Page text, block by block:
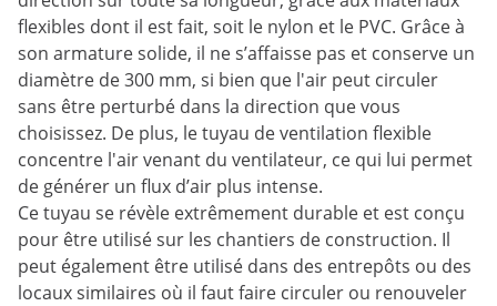
flexibles dont il est fait, soit le nylon et le PVC. Grâce à
son armature solide, il ne s’affaisse pas et conserve un
diamètre de 300 mm, si bien que l'air peut circuler
sans être perturbé dans la direction que vous
choisissez. De plus, le tuyau de ventilation flexible
concentre l'air venant du ventilateur, ce qui lui permet
de générer un flux d’air plus intense.
Ce tuyau se révèle extrêmement durable et est conçu
pour être utilisé sur les chantiers de construction. Il
peut également être utilisé dans des entrepôts ou des
locaux similaires où il faut faire circuler ou renouveler